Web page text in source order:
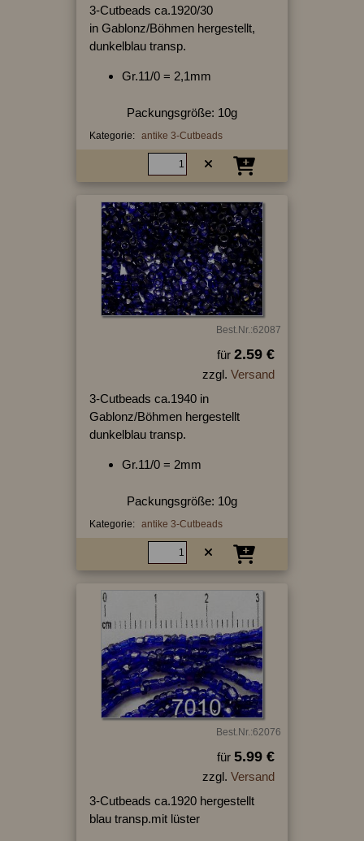
3-Cutbeads ca.1920/30
in Gablonz/Böhmen hergestellt,
dunkelblau transp.
Gr.11/0 = 2,1mm
Packungsgröße: 10g
Kategorie: antike 3-Cutbeads
Best.Nr.:62087
für 2.59 €
zzgl. Versand
3-Cutbeads ca.1940 in
Gablonz/Böhmen hergestellt
dunkelblau transp.
Gr.11/0 = 2mm
Packungsgröße: 10g
Kategorie: antike 3-Cutbeads
Best.Nr.:62076
für 5.99 €
zzgl. Versand
3-Cutbeads ca.1920 hergestellt
blau transp.mit lüster